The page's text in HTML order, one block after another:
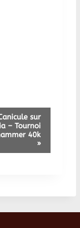
sur
– Tournoi
40k
»